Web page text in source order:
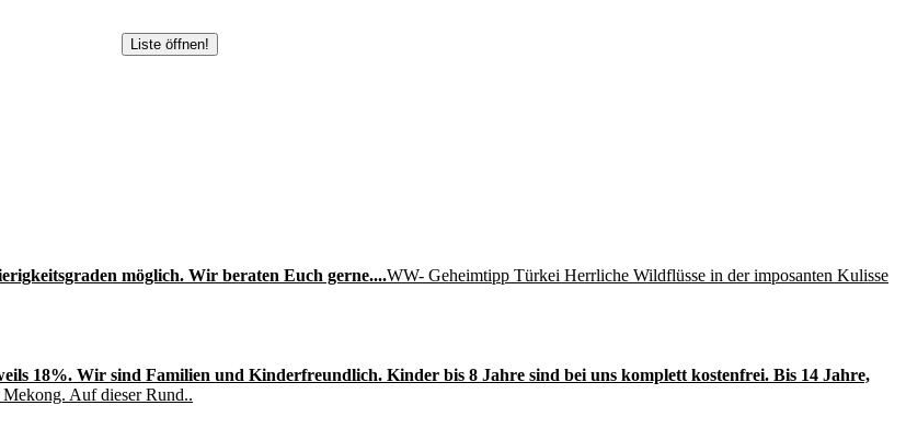
Liste öffnen!
möglich. Wir beraten Euch gerne....WW- Geheimtipp Türkei Herrliche Wildflüsse in der imposanten Kulisse
18%. Wir sind Familien und Kinderfreundlich. Kinder bis 8 Jahre sind bei uns komplett kostenfrei. Bis 14 Jahre,
Auf dieser Rund..